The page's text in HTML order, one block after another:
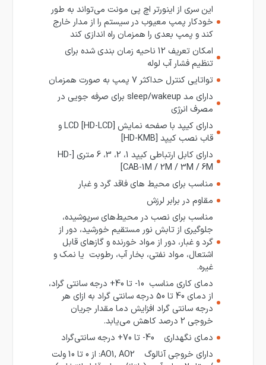
این سری از اینورتر اچ پی مونت می‌تواند به طور
خودکار پمپ معیوب در سیستم را از مدار خارج
کند و پمپ بعدی را همزمان راه اندازی کند
امکان تعریف 12 ناحیه زمان بندی شده برای
تنظیم فشار آب لوله
تواتایی کنترل حداکثر 7 پمپ به صورت همزمان
دارای مد sleep/wakeup برای صرفه جویی در
مصرف انرژی
دارای کیپد با صفحه نمایش LCD [HD-LCD] و
قاب نصب کیپد [HD-KMB]
دارای کابل ارتباطی کیپد 1، 2، 3، 6 متری [HD-
CAB-1M / 2M / 3M / 6M]
مناسب برای محیط های فاقد گرد و غبار
مقاوم در برابر لرزش
مناسب برای نصب در محیط‌های سرپوشیده،
جلوگیری از تابش نور مستقیم خورشید، دور از
گرد و غبار، دور از مواد خورنده و گازهای قابل
اشتعال، مواد نفتی، بخار آب، رطوبت یا نمک و
غیره.
دمای کاری مناسب 10- تا 40+ درجه سانتی گراد،
از دمای 40 تا 50 درجه سانتی گراد به ازای هر
درجه سانتی گراد افزایش دما مقدار جریان
خروجی 2 درصد کاهش می‌یابد.
دمای نگهداری 40- تا 70+ درجه سانتی‌گراد
دارای خروجی آنالوگ AO1, AO2: از 0 تا 10 ولت